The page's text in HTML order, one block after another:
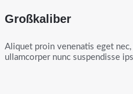
Großkaliber
Aliquet proin venenatis eget
ullamcorper nunc suspendisse